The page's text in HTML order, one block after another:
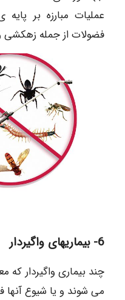
عملیات مبارزه بر
فضولات از جمله زهکشی
6- بیماریهای واگیردار
چند بیماری واگیردار که
می شوند و یا شیوع آنها